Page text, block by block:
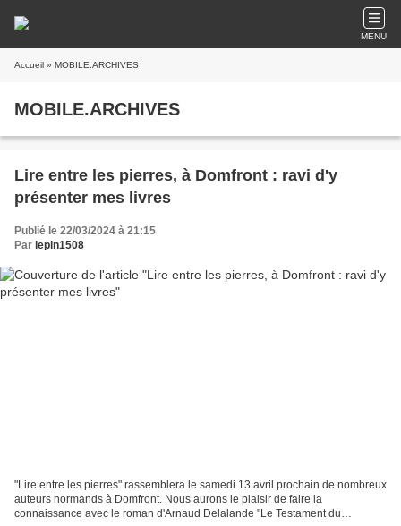
MENU
Accueil » MOBILE.ARCHIVES
MOBILE.ARCHIVES
Lire entre les pierres, à Domfront : ravi d'y
présenter mes livres
Publié le 22/03/2024 à 21:15
Par lepin1508
"Lire entre les pierres" rassemblera le samedi 13 avril prochain de nombreux
auteurs normands à Domfront. Nous aurons le plaisir de faire la
connaissance avec le roman d'Arnaud Delalande "Le Testament du